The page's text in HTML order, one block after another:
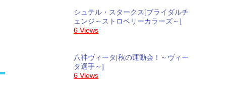
シュテル・スタークス[ブライダルチ
ェンジ～ストロベリーカラーズ～]
6 Views
八神ヴィータ[秋の運動会！～ヴィー
タ選手～]
6 Views